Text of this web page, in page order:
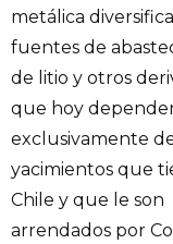
metálica
fuentes de
de litio y otros
que hoy
exclusivamente
yacimientos que
Chile y que le son
arrendados por